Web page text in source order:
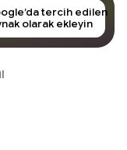
tercih edilen
olarak ekleyin